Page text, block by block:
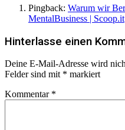
Pingback: Warum wir
MentalBusiness | Scoop.it
Hinterlasse einen
Deine E-Mail-Adresse wird
Felder sind mit * markiert
Kommentar *